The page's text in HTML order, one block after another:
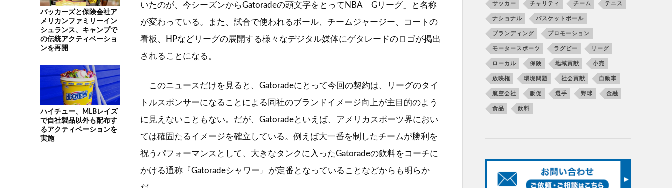
パッカーズと保険会社ア
メリカンファミリーイン
シュランス、キャンプで
の伝統アクティベーショ
ンを再開
ハイチュー、MLBレイズ
で自社製品以外も配布す
るアクティベーションを
実施
いたのが、今シーズンからGatoradeの頭文字をとってNBA「Gリーグ」と名称
が変わっている。また、試合で使われるボール、チームジャージー、コートの
看板、HPなどリーグの展開する様々なデジタル媒体にゲタレードのロゴが掲出
されることになる。
このニュースだけを見ると、Gatoradeにとって今回の契約は、リーグのタイ
トルスポンサーになることによる同社のブランドイメージ向上が主目的のよう
に見えないこともない。だが、Gatoradeといえば、アメリカスポーツ界におい
ては確固たるイメージを確立している。例えば大一番を制したチームが勝利を
祝うパフォーマンスとして、大きなタンクに入ったGatoradeの飲料をコーチに
かける通称『Gatoradeシャワー』が定番となっていることなどからも明らか
サッカー チャリティ チーム テニス
ナショナル バスケットボール
ブランディング プロモーション
モータースポーツ ラグビー リーグ
ローカル 保険 地域貢献 小売
放映権 環境問題 社会貢献 自動車
航空会社 販促 選手 野球 金融
食品 飲料